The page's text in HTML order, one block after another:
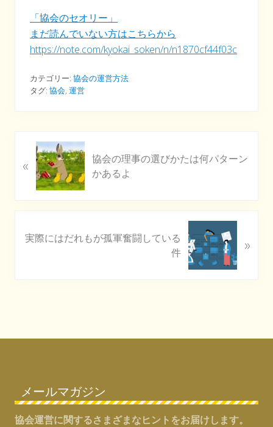
「協会のセオリー」
まだ読んでいない方はこちらから
https://note.com/kyokai_soken/n/n1870cf44f03c
カテゴリー: 協会の運営方法
タグ: 協会, 運営
r
u
«
協会の理事の選びかたは何パターン
かあるよ
e
実際にはだれもが孤軍奮闘している
件
»
メールマガジン
協会運営に関するさまざまなヒントをお届けします。